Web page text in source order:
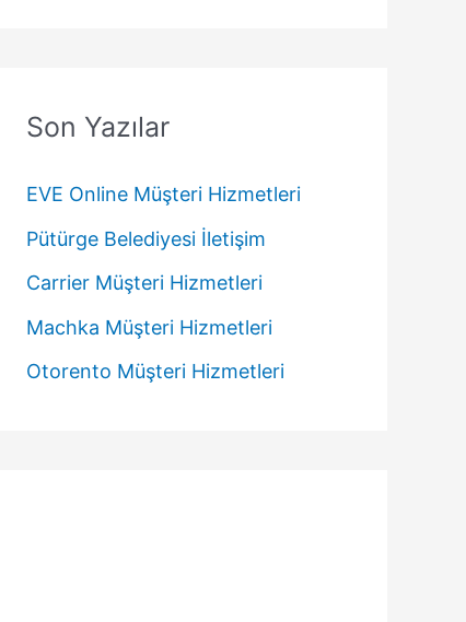
Son Yazılar
EVE Online Müşteri Hizmetleri
Pütürge Belediyesi İletişim
Carrier Müşteri Hizmetleri
Machka Müşteri Hizmetleri
Otorento Müşteri Hizmetleri